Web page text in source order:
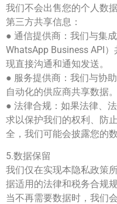
我们不会出售您的个人数
第三方共享信息：
● 通信提供商：我们与集
WhatsApp Business API
现直接沟通和通知发送。
● 服务提供商：我们与协
自动化的供应商共享数据。
● 法律合规：如果法律、
求以保护我们的权利、防
全，我们可能会披露您的数
5.数据保留
我们仅在实现本隐私政策
据适用的法律和税务合规
当不再需要数据时，我们